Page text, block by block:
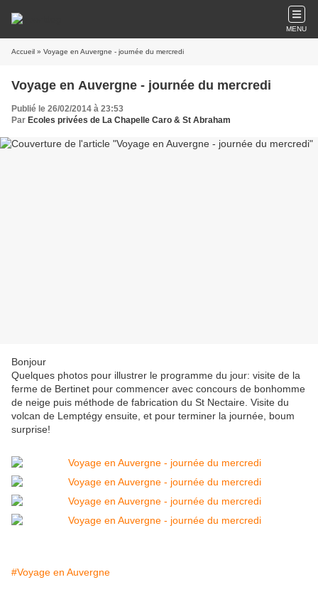
MENU
Accueil » Voyage en Auvergne - journée du mercredi
Voyage en Auvergne - journée du mercredi
Publié le 26/02/2014 à 23:53
Par Ecoles privées de La Chapelle Caro & St Abraham
Bonjour
Quelques photos pour illustrer le programme du jour: visite de la
ferme de Bertinet pour commencer avec concours de bonhomme
de neige puis méthode de fabrication du St Nectaire. Visite du
volcan de Lemptégy ensuite, et pour terminer la journée, boum
surprise!
#Voyage en Auvergne